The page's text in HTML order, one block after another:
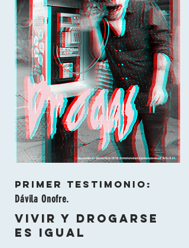
Primer testimonio:
Dávila Onofre.
Vivir y drogarse
es igual